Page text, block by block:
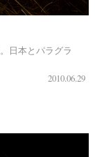
日本とパラグラ
2010.06.29